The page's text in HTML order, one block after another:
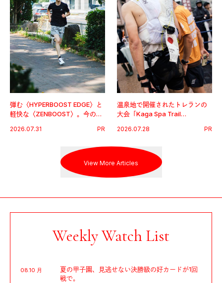
弾む〈HYPERBOOST EDGE〉と
軽快な〈ZENBOOST〉。今の時
出した新機軸。
2026.07.31 PR
温泉地で開催されたトレランの
大会「Kaga Spa Trail
戦を夢見るランナーたちの奮闘
2026.07.28 PR
View More Articles
Weekly Watch List
08.10 月
夏の甲子園、見逃せない決勝級の好カードが1回
戦で。